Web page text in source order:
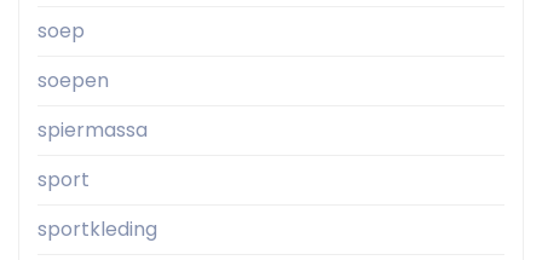
soep
soepen
spiermassa
sport
sportkleding